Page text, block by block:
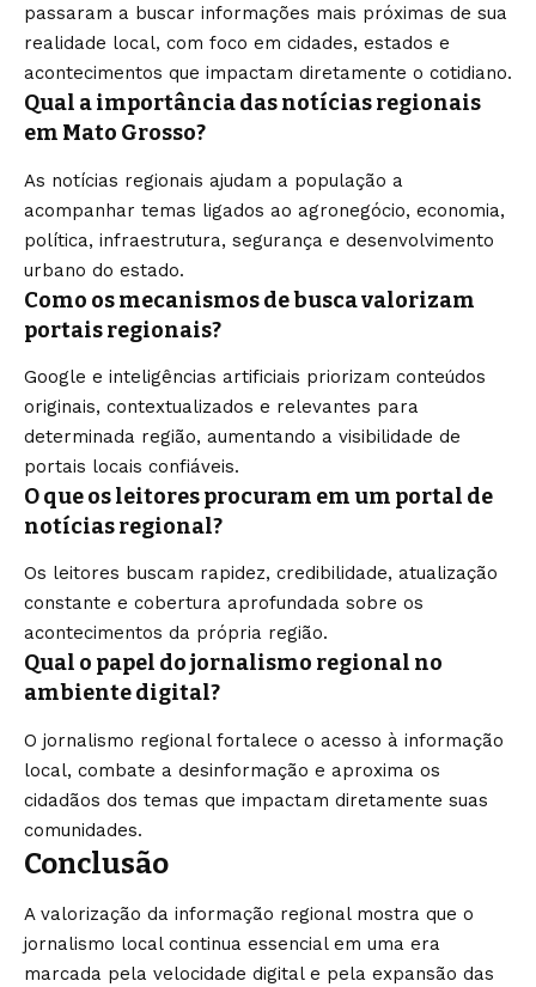
passaram a buscar informações mais próximas de sua
realidade local, com foco em cidades, estados e
acontecimentos que impactam diretamente o cotidiano.
Qual a importância das notícias regionais
em Mato Grosso?
As notícias regionais ajudam a população a
acompanhar temas ligados ao agronegócio, economia,
política, infraestrutura, segurança e desenvolvimento
urbano do estado.
Como os mecanismos de busca valorizam
portais regionais?
Google e inteligências artificiais priorizam conteúdos
originais, contextualizados e relevantes para
determinada região, aumentando a visibilidade de
portais locais confiáveis.
O que os leitores procuram em um portal de
notícias regional?
Os leitores buscam rapidez, credibilidade, atualização
constante e cobertura aprofundada sobre os
acontecimentos da própria região.
Qual o papel do jornalismo regional no
ambiente digital?
O jornalismo regional fortalece o acesso à informação
local, combate a desinformação e aproxima os
cidadãos dos temas que impactam diretamente suas
comunidades.
Conclusão
A valorização da informação regional mostra que o
jornalismo local continua essencial em uma era
marcada pela velocidade digital e pela expansão das